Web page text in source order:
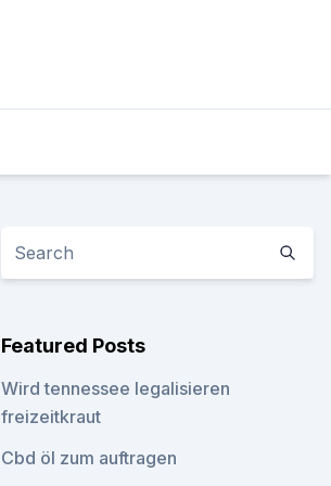
Featured Posts
Wird tennessee legalisieren
freizeitkraut
Cbd öl zum auftragen